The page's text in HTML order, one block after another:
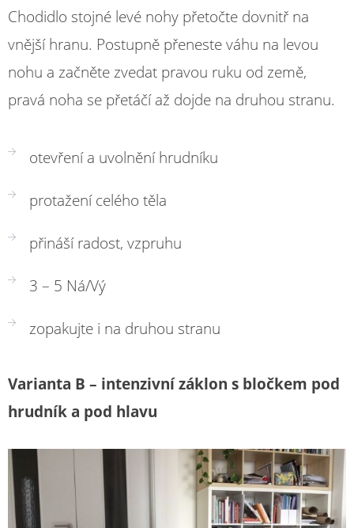
Chodidlo stojné levé nohy přetočte dovnitř na
vnější hranu. Postupně přeneste váhu na levou
nohu a začněte zvedat pravou ruku od země,
pravá noha se přetáčí až dojde na druhou stranu.
otevření a uvolnění hrudníku
protažení celého těla
přináší radost, vzpruhu
3 – 5 Ná/Vý
zopakujte i na druhou stranu
Varianta B – intenzivní záklon s bločkem pod
hrudník a pod hlavu